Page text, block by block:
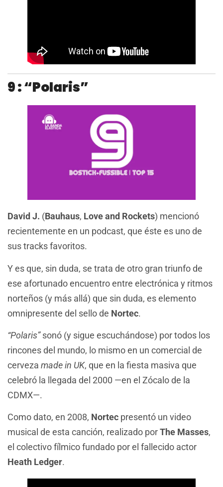
9 : “Polaris”
David J. (Bauhaus, Love and Rockets) mencionó
recientemente en un podcast, que éste es uno de
sus tracks favoritos.
Y es que, sin duda, se trata de otro gran triunfo de
ese afortunado encuentro entre electrónica y ritmos
norteños (y más allá) que sin duda, es elemento
omnipresente del sello de Nortec.
“Polaris”sonó (y sigue escuchándose) por todos los
rincones del mundo, lo mismo en un comercial de
cerveza made in UK, que en la fiesta masiva que
celebró la llegada del 2000 —en el Zócalo de la
CDMX—.
Como dato, en 2008, Nortec presentó un video
musical de esta canción, realizado porThe Masses,
el colectivo fílmico fundado por el fallecido actor
Heath Ledger.